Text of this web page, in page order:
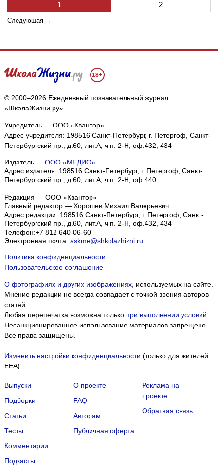
1 2
Следующая →
18+
© 2000–2026 Ежедневный познавательный журнал
«ШколаЖизни.ру»
Учредитель — ООО «Квантор»
Адрес учредителя: 198516 Санкт-Петербург, г. Петергоф, Санкт-
Петербургский пр., д.60, лит.А, ч.п. 2-Н, оф.432, 434
Издатель — ООО «МЕДИО»
Адрес издателя: 198516 Санкт-Петербург, г. Петергоф, Санкт-
Петербургский пр., д.60, лит.А, ч.п. 2-Н, оф.440
Редакция — ООО «Квантор»
Главный редактор — Хорошев Михаил Валерьевич
Адрес редакции: 198516 Санкт-Петербург, г. Петергоф Санкт-
Петербургский пр., д.60, лит.А, ч.п. 2-Н, оф.432, 434
Телефон:+7 812 640-06-60
Электронная почта: askme@shkolazhizni.ru
Политика конфиденциальности
Пользовательское соглашение
О фотографиях и других изображениях, используемых на сайте.
Мнение редакции не всегда совпадает с точкой зрения авторов
статей.
Любая перепечатка возможна только при выполнении условий
Несанкционированное использование материалов запрещено.
Все права защищены.
Изменить настройки конфиденциальности (только для жителей
EEA)
Выпуски
Подборки
Статьи
Тесты
Комментарии
Подкасты
О проекте
FAQ
Авторам
Публичная оферта
Реклама на
проекте
Обратная связь